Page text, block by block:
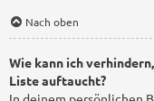
Nach oben
Wie kann ich
Liste auftaucht?